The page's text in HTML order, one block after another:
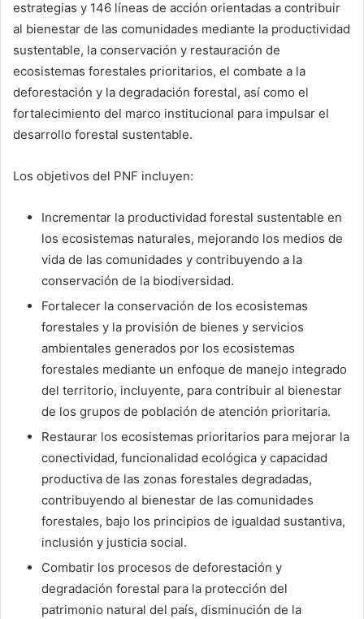
estrategias y 146 líneas de acción orientadas a contribuir
al bienestar de las comunidades mediante la productividad
sustentable, la conservación y restauración de
ecosistemas forestales prioritarios, el combate a la
deforestación y la degradación forestal, así como el
fortalecimiento del marco institucional para impulsar el
desarrollo forestal sustentable.
Los objetivos del PNF incluyen:
Incrementar la productividad forestal sustentable en
los ecosistemas naturales, mejorando los medios de
vida de las comunidades y contribuyendo a la
conservación de la biodiversidad.
Fortalecer la conservación de los ecosistemas
forestales y la provisión de bienes y servicios
ambientales generados por los ecosistemas
forestales mediante un enfoque de manejo integrado
del territorio, incluyente, para contribuir al bienestar
de los grupos de población de atención prioritaria.
Restaurar los ecosistemas prioritarios para mejorar la
conectividad, funcionalidad ecológica y capacidad
productiva de las zonas forestales degradadas,
contribuyendo al bienestar de las comunidades
forestales, bajo los principios de igualdad sustantiva,
inclusión y justicia social.
Combatir los procesos de deforestación y
degradación forestal para la protección del
patrimonio natural del país, disminución de la